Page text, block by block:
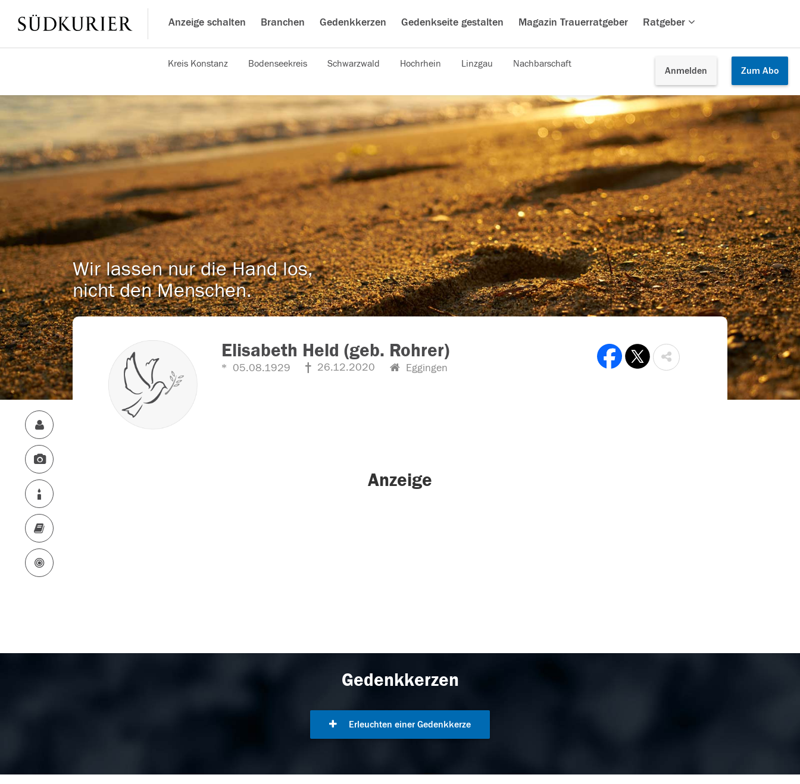
Anzeige schalten Branchen Gedenkkerzen Gedenkseite gestalten Magazin Trauerratgeber Ratgeber
Anmelden Zum Abo
Kreis Konstanz Bodenseekreis Schwarzwald Hochrhein Linzgau Nachbarschaft
Wir lassen nur die Hand los,
nicht den Menschen.
Elisabeth Held (geb. Rohrer)
05.08.1929 26.12.2020 Eggingen
Anzeige
Gedenkkerzen
Erleuchten einer Gedenkkerze